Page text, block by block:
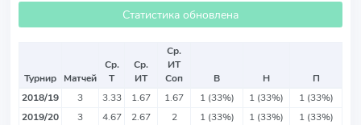
Статистика обновлена
Турнир Матчей
Ср.
Т
Ср.
ИТ
Ср.
ИТ
Соп
В Н
П
2018/19
3 3.33 1.67 1.67 1 (33%) 1 (33%)
1 (33%)
2019/20
3 4.67 2.67 2 1 (33%) 1 (33%)
1 (33%)